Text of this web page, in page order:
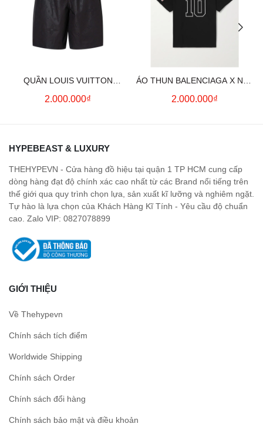
QUẦN LOUIS VUITTON
MONOGRAM MOIRE
2.000.000₫
ÁO THUN BALENCIAGA X NBA
LOGO COTTON JERSEY T-
2.000.000₫
HYPEBEAST & LUXURY
THEHYPEVN - Cửa hàng đồ hiệu tại quận 1 TP HCM cung cấp
dòng hàng đạt độ chính xác cao nhất từ các Brand nổi tiếng trên
thế giới qua quy trình chọn lựa, sản xuất kĩ lưỡng và nghiêm ngặt.
Tự hào là lựa chọn của Khách Hàng Kĩ Tính - Yêu cầu độ chuẩn
cao. Zalo VIP: 0827078899
GIỚI THIỆU
Về Thehypevn
Chính sách tích điểm
Worldwide Shipping
Chính sách Order
Chính sách đổi hàng
Chính sách bảo mật và điều khoản